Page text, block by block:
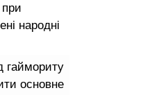
народні
гаймориту
основне